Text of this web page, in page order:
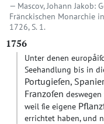
Mascov, Johann Jakob:
Fränckischen Monarchie
1726, S. 1.
1756
Unter denen
Seehandlung bis in
Portugieſen,
Franzoſen
weil ſie eigene
errichtet haben, und